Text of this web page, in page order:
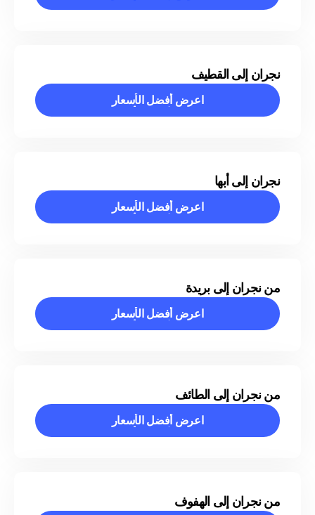
اعرض أفضل الأسعار
نجران إلى القطيف
اعرض أفضل الأسعار
اعرض أفضل الأسعار
نجران إلى أبها
اعرض أفضل الأسعار
اعرض أفضل الأسعار
من نجران إلى بريدة
اعرض أفضل الأسعار
اعرض أفضل الأسعار
من نجران إلى الطائف
اعرض أفضل الأسعار
اعرض أفضل الأسعار
من نجران إلى الهفوف